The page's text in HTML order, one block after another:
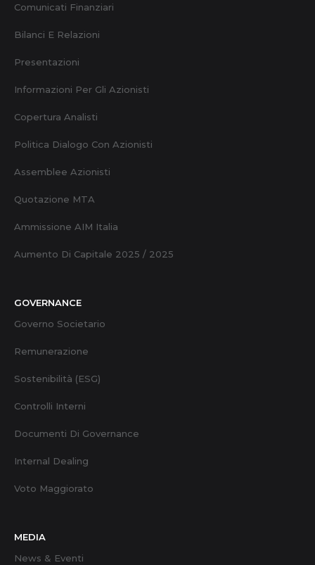
Comunicati Finanziari
Bilanci E Relazioni
Presentazioni
Informazioni Per Gli Azionisti
Copertura Analisti
Politica Dialogo Con Azionisti
Assemblee Azionisti
Quotazione MTA
Ammissione AIM Italia
Aumento Di Capitale 2025 / 2025
GOVERNANCE
Governo Societario
Remunerazione
Sostenibilità (ESG)
Controlli Interni
Documenti Di Governance
Internal Dealing
Voto Maggiorato
MEDIA
News & Eventi